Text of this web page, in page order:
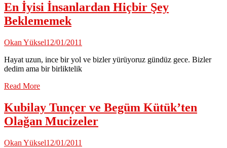
En İyisi İnsanlardan Hiçbir Şey
Beklememek
Okan Yüksel12/01/2011
Hayat uzun, ince bir yol ve bizler yürüyoruz gündüz gece. Bizler
dedim ama bir birliktelik
Read More
Kubilay Tunçer ve Begüm Kütük’ten
Olağan Mucizeler
Okan Yüksel12/01/2011